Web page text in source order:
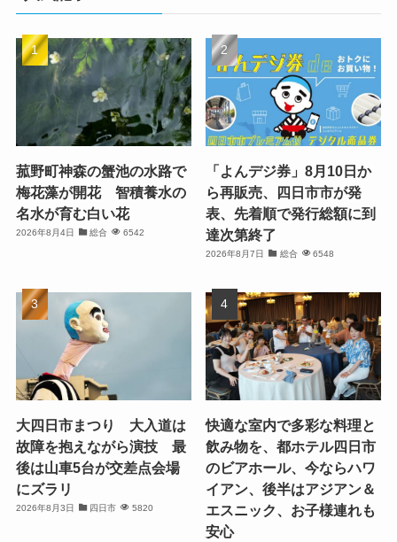
菰野町神森の蟹池の水路で
梅花藻が開花 智積養水の
名水が育む白い花
2026年8月4日 総合 6542
「よんデジ券」8月10日か
ら再販売、四日市市が発
表、先着順で発行総額に到
達次第終了
2026年8月7日 総合 6548
大四日市まつり 大入道は
故障を抱えながら演技 最
後は山車5台が交差点会場
にズラリ
2026年8月3日 四日市 5820
快適な室内で多彩な料理と
飲み物を、都ホテル四日市
のビアホール、今ならハワ
イアン、後半はアジアン＆
エスニック、お子様連れも
安心